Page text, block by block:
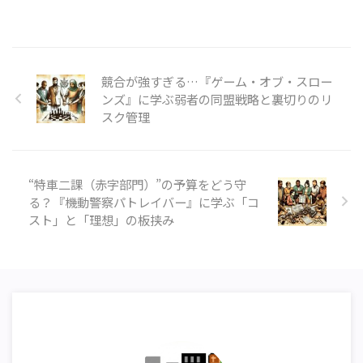
競合が強すぎる…『ゲーム・オブ・スロー
ンズ』に学ぶ弱者の同盟戦略と裏切りのリ
スク管理
“特車二課（赤字部門）”の予算をどう守
る？『機動警察パトレイバー』に学ぶ「コ
スト」と「理想」の板挟み